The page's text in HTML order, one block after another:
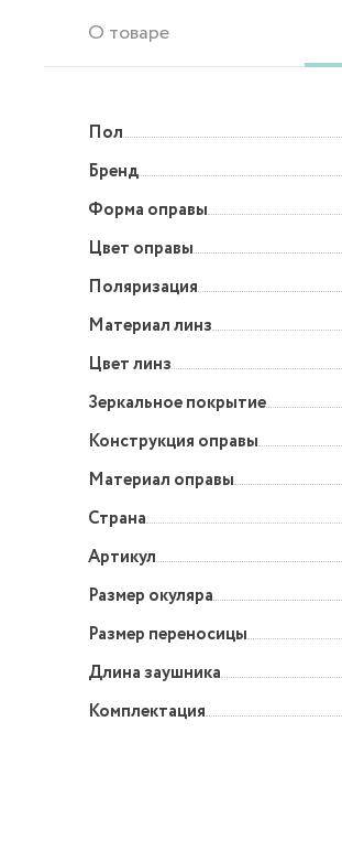
О товаре
Пол
Бренд
Форма оправы
Цвет оправы
Поляризация
Материал линз
Цвет линз
Зеркальное покрытие
Конструкция оправы
Материал оправы
Страна
Артикул
Размер окуляра
Размер переносицы
Длина заушника
Комплектация